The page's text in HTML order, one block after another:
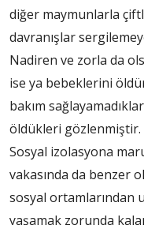
diğer maymunlarla
davranışlar
Nadiren ve zorla da
ise ya bebeklerini
bakım
öldükleri gözlenmiştir.
Sosyal izolasyona
vakasında da benzer
sosyal ortamlarından
yaşamak zorunda